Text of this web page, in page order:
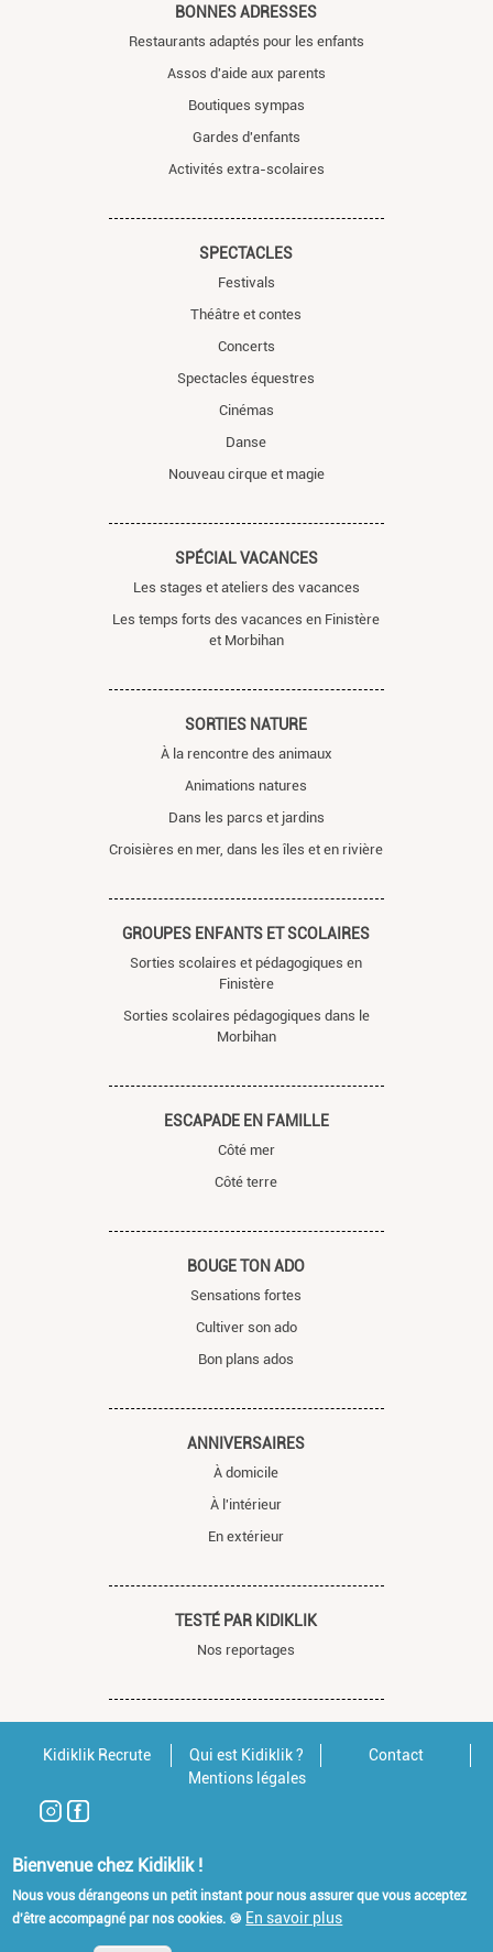
BONNES ADRESSES
Restaurants adaptés pour les enfants
Assos d'aide aux parents
Boutiques sympas
Gardes d'enfants
Activités extra-scolaires
SPECTACLES
Festivals
Théâtre et contes
Concerts
Spectacles équestres
Cinémas
Danse
Nouveau cirque et magie
SPÉCIAL VACANCES
Les stages et ateliers des vacances
Les temps forts des vacances en Finistère
et Morbihan
SORTIES NATURE
À la rencontre des animaux
Animations natures
Dans les parcs et jardins
Croisières en mer, dans les îles et en rivière
GROUPES ENFANTS ET SCOLAIRES
Sorties scolaires et pédagogiques en
Finistère
Sorties scolaires pédagogiques dans le
Morbihan
ESCAPADE EN FAMILLE
Côté mer
Côté terre
BOUGE TON ADO
Sensations fortes
Cultiver son ado
Bon plans ados
ANNIVERSAIRES
À domicile
À l'intérieur
En extérieur
TESTÉ PAR KIDIKLIK
Nos reportages
Kidiklik Recrute Qui est Kidiklik ?
Contact
Mentions légales
Bienvenue chez Kidiklik !
Nous vous dérangeons un petit instant pour nous assurer que vous acceptez
d'être accompagné par nos cookies. 🍪 En savoir plus